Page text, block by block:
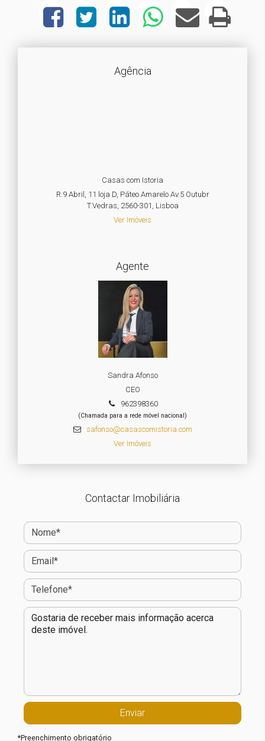
Agência
Casas com Istoria
R.9 Abril, 11 loja D, Páteo Amarelo Av.5 Outubr
T.Vedras, 2560-301, Lisboa
Ver Imóveis
Agente
Sandra Afonso
CEO
962398360
(Chamada para a rede móvel nacional)
safonso@casascomistoria.com
Ver Imóveis
Contactar Imobiliária
*Preenchimento obrigatório